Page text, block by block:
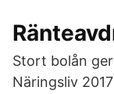
Stort bolån
Näringsliv